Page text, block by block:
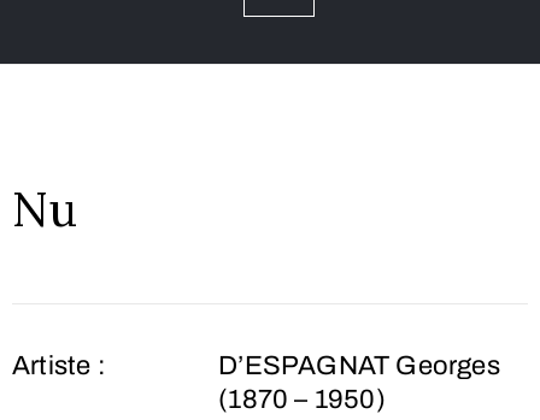
Nu
Artiste :
D’ESPAGNAT Georges
(1870 – 1950)